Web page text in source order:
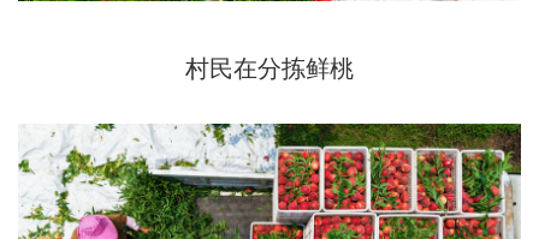
村民在分拣鲜桃